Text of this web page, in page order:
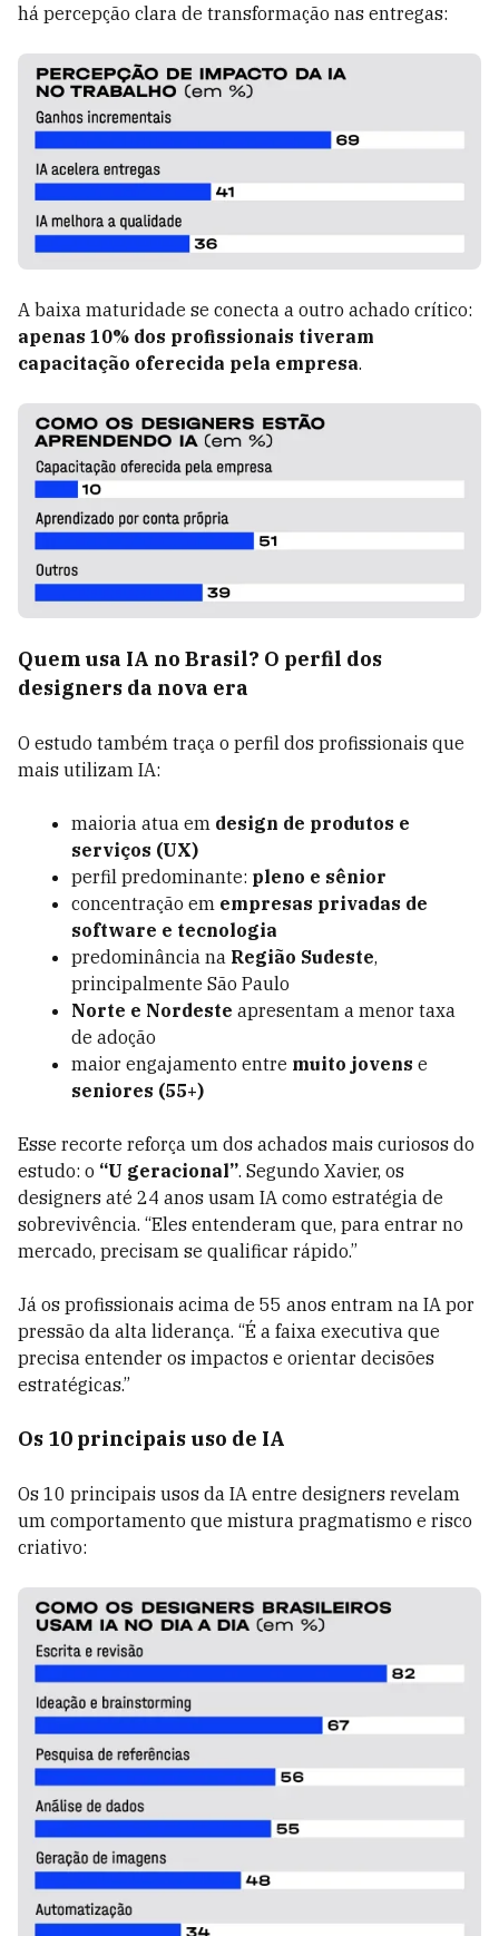
há percepção clara de transformação nas entregas:
A baixa maturidade se conecta a outro achado crítico:
apenas 10% dos profissionais tiveram
capacitação oferecida pela empresa.
Quem usa IA no Brasil? O perfil dos
designers da nova era
O estudo também traça o perfil dos profissionais que
mais utilizam IA:
maioria atua em design de produtos e
serviços (UX)
perfil predominante: pleno e sênior
concentração em empresas privadas de
software e tecnologia
predominância na Região Sudeste,
principalmente São Paulo
Norte e Nordeste apresentam a menor taxa
de adoção
maior engajamento entre muito jovens e
seniores (55+)
Esse recorte reforça um dos achados mais curiosos do
estudo: o “U geracional”. Segundo Xavier, os
designers até 24 anos usam IA como estratégia de
sobrevivência. “Eles entenderam que, para entrar no
mercado, precisam se qualificar rápido.”
Já os profissionais acima de 55 anos entram na IA por
pressão da alta liderança. “É a faixa executiva que
precisa entender os impactos e orientar decisões
estratégicas.”
Os 10 principais uso de IA
Os 10 principais usos da IA entre designers revelam
um comportamento que mistura pragmatismo e risco
criativo: